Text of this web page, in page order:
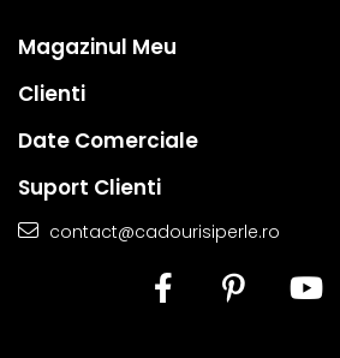
Magazinul Meu
Clienti
Date Comerciale
Suport Clienti
contact@cadourisiperle.ro